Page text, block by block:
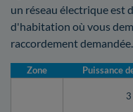
un réseau électrique est
d'habitation où vous
raccordement demandée.
Zone Puissance